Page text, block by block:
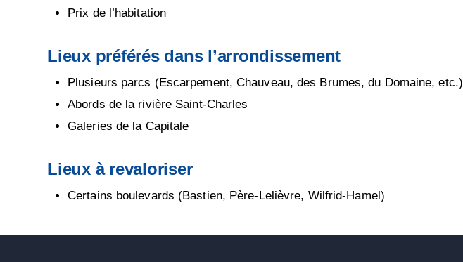
Prix de l’habitation
Lieux préférés dans l’arrondissement
Plusieurs parcs (Escarpement, Chauveau, des Brumes, du Domaine, etc.)
Abords de la rivière Saint-Charles
Galeries de la Capitale
Lieux à revaloriser
Certains boulevards (Bastien, Père-Lelièvre, Wilfrid-Hamel)